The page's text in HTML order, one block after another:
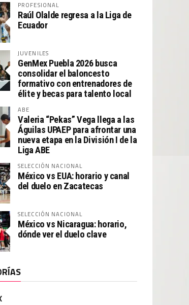
PROFESIONAL
Raúl Olalde regresa a la Liga de
Ecuador
JUVENILES
GenMex Puebla 2026 busca
consolidar el baloncesto
formativo con entrenadores de
élite y becas para talento local
ABE
Valeria “Pekas” Vega llega a las
Águilas UPAEP para afrontar una
nueva etapa en la División I de la
Liga ABE
SELECCIÓN NACIONAL
México vs EUA: horario y canal
del duelo en Zacatecas
SELECCIÓN NACIONAL
México vs Nicaragua: horario,
dónde ver el duelo clave